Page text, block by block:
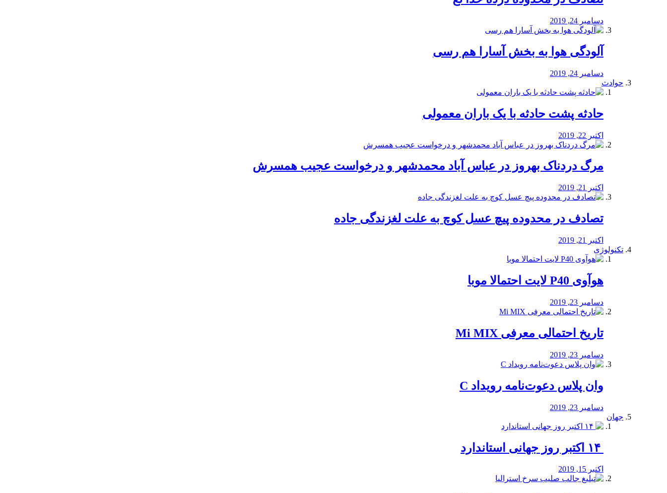
دسامبر 24, 2019
آلودگی هوا به بخش آسارا هم رسی
دسامبر 24, 2019
حوادث
️حادثه پشت حادثه با یک باران معمولی
اکتبر 22, 2019
مرگ دردناک بهروز در عباس آباد محمدشهر و درخواست عجیب همسرش
اکتبر 21, 2019
تصادف در محدوده پیچ عسل کوچ به علت لغزندگی جاده
اکتبر 21, 2019
تکنولوژی
هوآوی P40 لایت احتمالا موبا
دسامبر 23, 2019
تاریخ احتمالی معرفی Mi MIX
دسامبر 23, 2019
وان پلاس دعوت‌نامه رویداد C
دسامبر 23, 2019
جهان
اکتبر 15, 2019